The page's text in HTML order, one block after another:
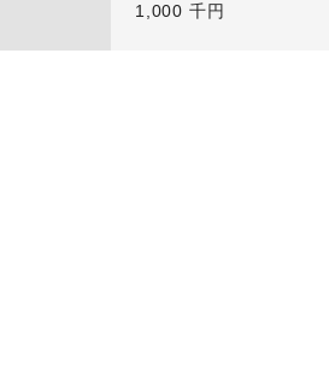
1,000 千円